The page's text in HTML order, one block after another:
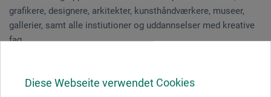
Diese Webseite verwendet Cookies
grafikere, designere, arkitekter, kunsthåndværkere, museer,
gallerier, samt alle instiutioner og uddannselser med kreative
fag.